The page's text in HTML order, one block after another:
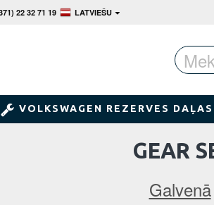
22 32 71 19 LATVIEŠU
VOLKSWAGEN REZERVES DAĻAS
Galvenā
GEAR